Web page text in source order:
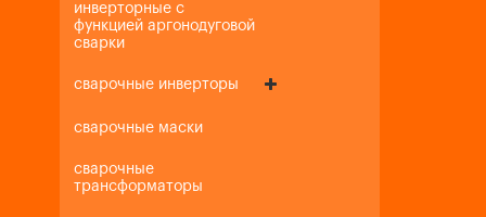
инверторные с
функцией аргонодуговой
сварки
сварочные инверторы
сварочные маски
сварочные
трансформаторы